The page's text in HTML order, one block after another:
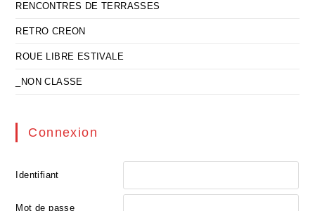
RENCONTRES DE TERRASSES
RETRO CREON
ROUE LIBRE ESTIVALE
_NON CLASSE
Connexion
Identifiant
Mot de passe